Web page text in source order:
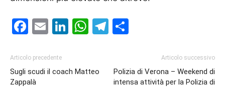
Facebook
EmailLinkedIn
WhatsApp
Telegram
Articolo precedente
Sugli scudi il coach Matteo
Zappalà
Articolo successivo
Polizia di Verona – Weekend di
intensa attività per la Polizia di